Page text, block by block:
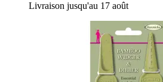
Livraison jusqu'au 17 août